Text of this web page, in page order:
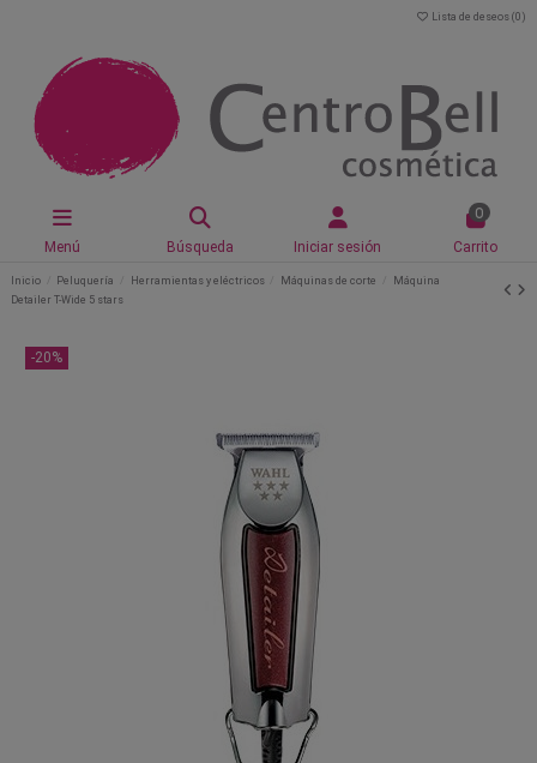
Lista de deseos (0 )
Menú Búsqueda Iniciar sesión
0
Carrito
Inicio Peluquería Herramientas y eléctricos Máquinas de corte
Máquina
Detailer T-Wide 5 stars
-20%